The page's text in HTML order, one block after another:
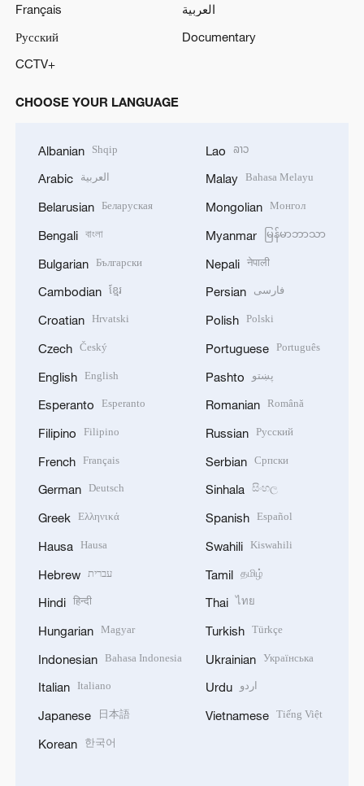
Français
العربية
Русский
Documentary
CCTV+
CHOOSE YOUR LANGUAGE
Albanian Shqip
Arabic العربية
Belarusian Беларуская
Bengali বাংলা
Bulgarian Български
Cambodian ខ្មែរ
Croatian Hrvatski
Czech Český
English English
Esperanto Esperanto
Filipino Filipino
French Français
German Deutsch
Greek Ελληνικά
Hausa Hausa
Hebrew עברית
Hindi हिन्दी
Hungarian Magyar
Indonesian Bahasa Indonesia
Italian Italiano
Japanese 日本語
Korean 한국어
Lao ລາວ
Malay Bahasa Melayu
Mongolian Монгол
Myanmar မြန်မာဘာသာ
Nepali नेपाली
Persian فارسی
Polish Polski
Portuguese Português
Pashto پښتو
Romanian Română
Russian Русский
Serbian Српски
Sinhala සිංහල
Spanish Español
Swahili Kiswahili
Tamil தமிழ்
Thai ไทย
Turkish Türkçe
Ukrainian Українська
Urdu اردو
Vietnamese Tiếng Việt